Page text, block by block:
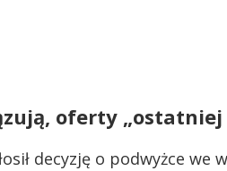
oferty „ostatniej
decyzję o podwyżce